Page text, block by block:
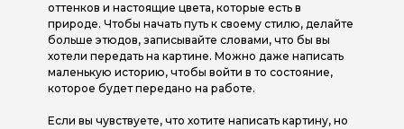
оттенков и настоящие цвета, которые есть в
природе. Чтобы начать путь к своему стилю, делайте
больше этюдов, записывайте словами, что бы вы
хотели передать на картине. Можно даже написать
маленькую историю, чтобы войти в то состояние,
которое будет передано на работе.
Если вы чувствуете, что хотите написать картину, но